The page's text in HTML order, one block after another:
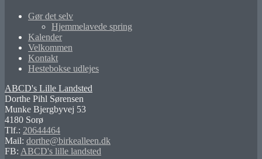
Gør det selv
Hjemmelavede spring
Kalender
Velkommen
Kontakt
Hestebokse udlejes
ABCD's Lille Landsted
Dorthe Pihl Sørensen
Munke Bjergbyvej 53
4180 Sorø
Tlf.: 20644464
Mail: dorthe@birkealleen.dk
FB: ABCD's lille landsted